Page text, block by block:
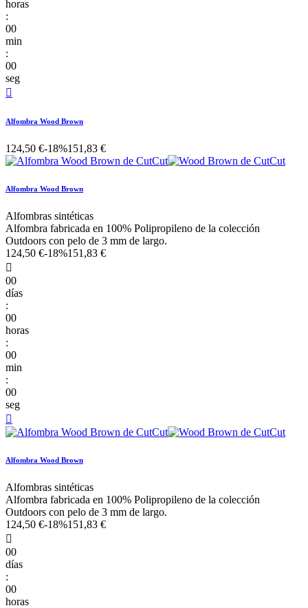
horas
:
00
min
:
00
seg

Alfombra Wood Brown
124,50 €-18%151,83 €
Alfombra Wood Brown
Alfombras sintéticas
Alfombra fabricada en 100% Polipropileno de la colección
Outdoors con pelo de 3 mm de largo.
124,50 €-18%151,83 €

00
días
:
00
horas
:
00
min
:
00
seg

Alfombra Wood Brown
Alfombras sintéticas
Alfombra fabricada en 100% Polipropileno de la colección
Outdoors con pelo de 3 mm de largo.
124,50 €-18%151,83 €

00
días
:
00
horas